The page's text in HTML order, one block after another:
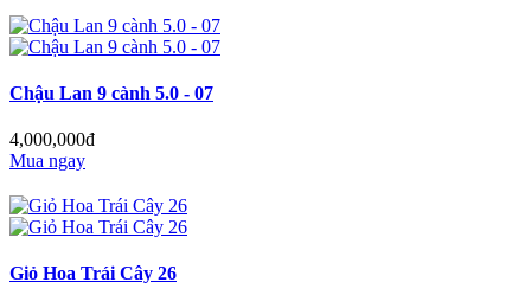
Chậu Lan 9 cành 5.0 - 07
4,000,000đ
Mua ngay
Giỏ Hoa Trái Cây 26